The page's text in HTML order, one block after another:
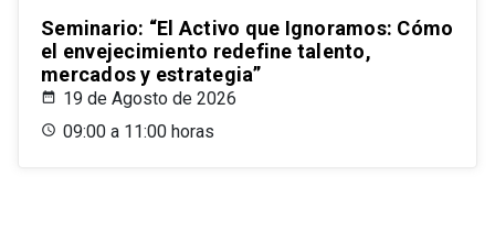
Seminario: “El Activo que Ignoramos: Cómo
el envejecimiento redefine talento,
mercados y estrategia”
19 de Agosto de 2026
09:00 a 11:00 horas